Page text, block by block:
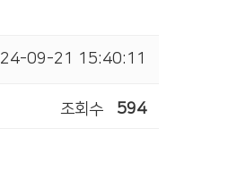
09-21 15:40:11
조회수 594